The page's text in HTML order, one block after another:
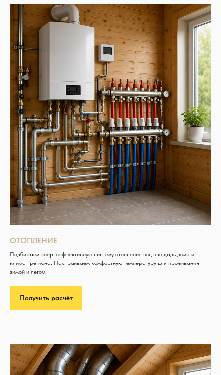
ОТОПЛЕНИЕ
Подбираем энергоэффективную систему отопления под площадь дома и
климат региона. Настраиваем комфортную температуру для проживания
зимой и летом.
Получить расчёт